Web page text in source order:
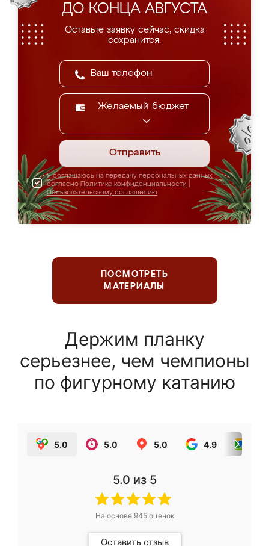
ДО КОНЦА АВГУСТА
Оставьте заявку сейчас, скидка
сохранится.
Желаемый бюджет
Отправить
Я соглашаюсь на передачу персональных данных
согласно Политике конфиденциальности
Пользовательскому соглашению
ПОСМОТРЕТЬ
МАТЕРИАЛЫ
Держим планку
серьезнее, чем чемпионы
по фигурному катанию
5.0 5.0 5.0 4.9
5.0 из 5
На основе 945оценок
Оставить отзыв